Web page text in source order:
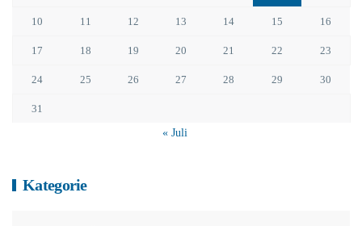
10 11 12 13 14 15 16
17 18 19 20 21 22 23
24 25 26 27 28 29 30
31
« Juli
Kategorie